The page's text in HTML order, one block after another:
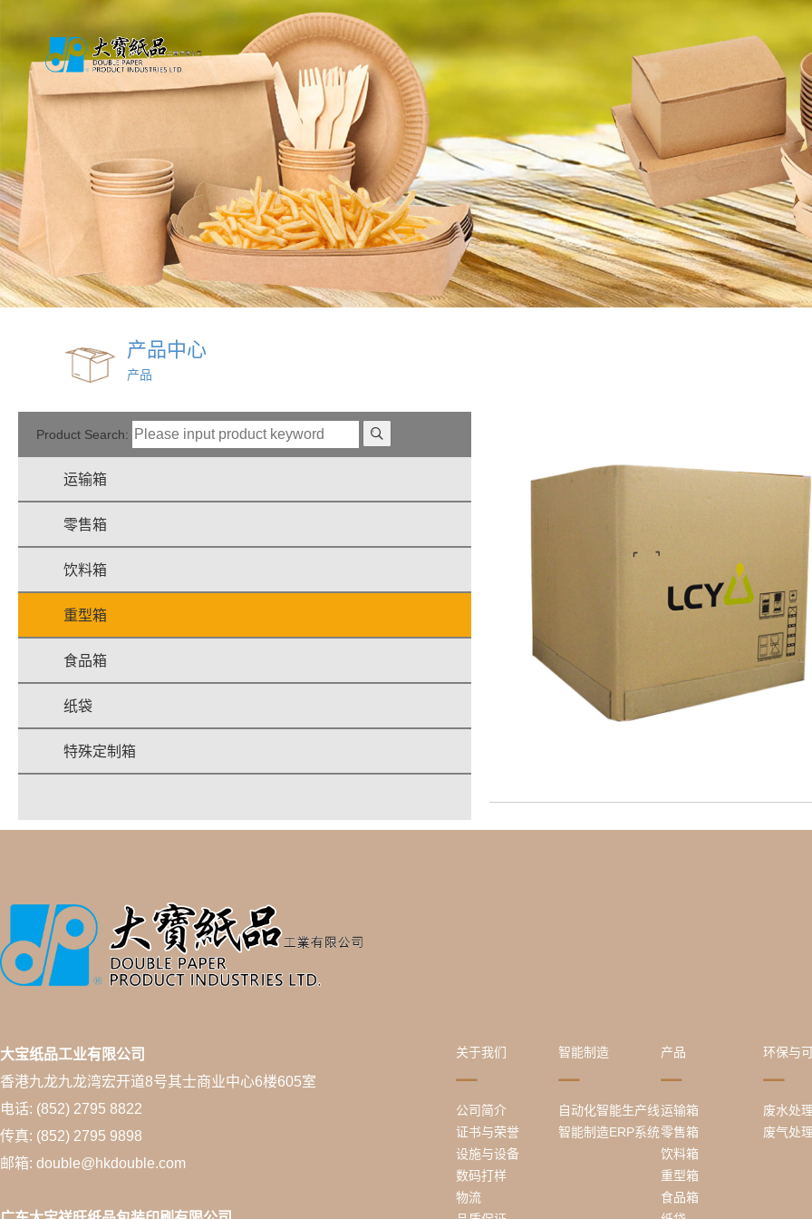
产品中心
产品
Product Search:
运输箱
零售箱
饮料箱
重型箱
食品箱
纸袋
特殊定制箱
大宝纸品工业有限公司
香港九龙九龙湾宏开道8号其士商业中心6楼605室
电话: (852) 2795 8822
传真: (852) 2795 9898
邮箱: double@hkdouble.com
关于我们
公司简介
证书与荣誉
设施与设备
数码打样
物流
智能制造
自动化智能生产线
智能制造ERP系统
产品
运输箱
零售箱
饮料箱
重型箱
食品箱
环保与
废水处
废气处